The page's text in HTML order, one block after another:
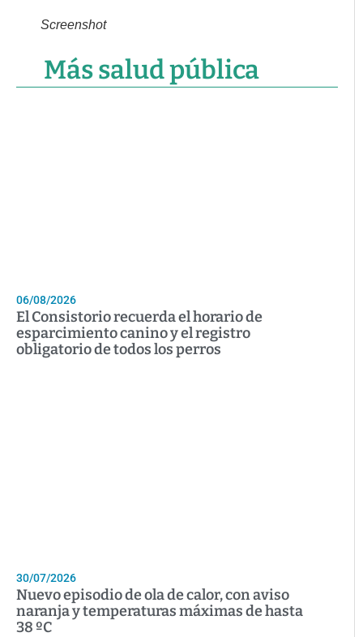
Screenshot
Más salud pública
06/08/2026
El Consistorio recuerda el horario de
esparcimiento canino y el registro
obligatorio de todos los perros
30/07/2026
Nuevo episodio de ola de calor, con aviso
naranja y temperaturas máximas de hasta
38 ºC